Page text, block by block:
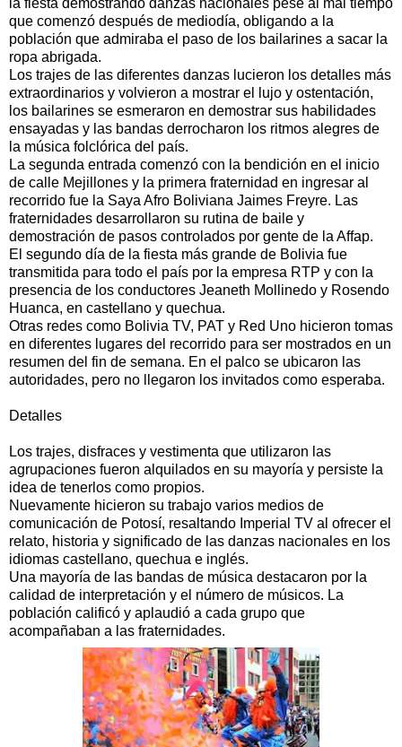
la fiesta demostrando danzas nacionales pese al mal tiempo
que comenzó después de mediodía, obligando a la
población que admiraba el paso de los bailarines a sacar la
ropa abrigada.
Los trajes de las diferentes danzas lucieron los detalles más
extraordinarios y volvieron a mostrar el lujo y ostentación,
los bailarines se esmeraron en demostrar sus habilidades
ensayadas y las bandas derrocharon los ritmos alegres de
la música folclórica del país.
La segunda entrada comenzó con la bendición en el inicio
de calle Mejillones y la primera fraternidad en ingresar al
recorrido fue la Saya Afro Boliviana Jaimes Freyre. Las
fraternidades desarrollaron su rutina de baile y
demostración de pasos controlados por gente de la Affap.
El segundo día de la fiesta más grande de Bolivia fue
transmitida para todo el país por la empresa RTP y con la
presencia de los conductores Jeaneth Mollinedo y Rosendo
Huanca, en castellano y quechua.
Otras redes como Bolivia TV, PAT y Red Uno hicieron tomas
en diferentes lugares del recorrido para ser mostrados en un
resumen del fin de semana. En el palco se ubicaron las
autoridades, pero no llegaron los invitados como esperaba.
Detalles
Los trajes, disfraces y vestimenta que utilizaron las
agrupaciones fueron alquilados en su mayoría y persiste la
idea de tenerlos como propios.
Nuevamente hicieron su trabajo varios medios de
comunicación de Potosí, resaltando Imperial TV al ofrecer el
relato, historia y significado de las danzas nacionales en los
idiomas castellano, quechua e inglés.
Una mayoría de las bandas de música destacaron por la
calidad de interpretación y el número de músicos. La
población calificó y aplaudió a cada grupo que
acompañaban a las fraternidades.